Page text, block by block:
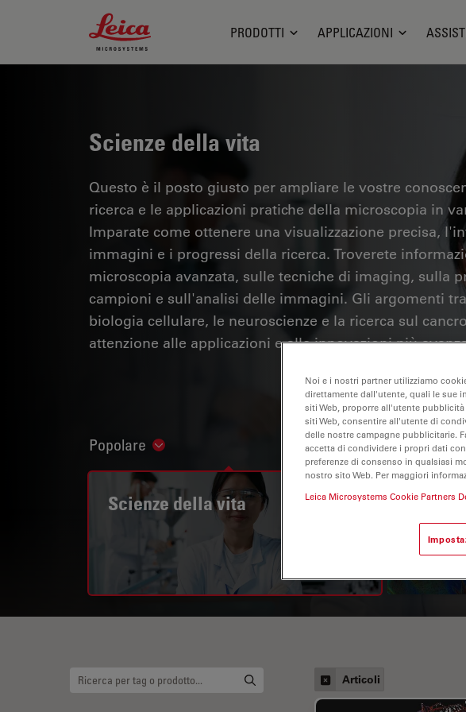
Leica Microsystems Logo
PRODOTTI APPLICAZIONI
Scienze della vita
Questo è il posto giusto per ampliare le vostre
ricerca e le applicazioni pratiche della microscopia in
Imparate come ottenere una visualizzazione precisa,
immagini e i progressi della ricerca. Troverete
microscopia avanzata, sulle tecniche di imaging, sulla
campioni e sull'analisi delle immagini. Gli argomenti
biologia cellulare, le neuroscienze e la ricerca sul
attenzione alle applicazioni e alle innovazioni più
Popolare Show subnavigation
Scienze della vita
A
(FLIM)
Articoli
Noi e i nostri partner utilizziamo
direttamente dall'utente, quali le sue
siti Web, proporre all'utente
siti Web, consentire all'utente di
delle nostre campagne pubblicitarie.
accetta di condividere i propri dati
preferenze di consenso in qualsiasi
nostro sito Web. Per maggiori
Leica Microsystems Cookie Partners